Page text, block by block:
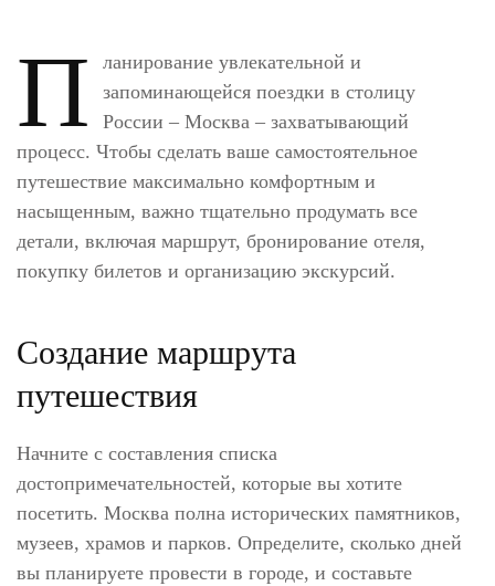
П
ланирование увлекательной и
запоминающейся поездки в столицу
России – Москва – захватывающий
процесс. Чтобы сделать ваше самостоятельное
путешествие максимально комфортным и
насыщенным, важно тщательно продумать все
детали, включая маршрут, бронирование отеля,
покупку билетов и организацию экскурсий.
Создание маршрута
путешествия
Начните с составления списка
достопримечательностей, которые вы хотите
посетить. Москва полна исторических памятников,
музеев, храмов и парков. Определите, сколько дней
вы планируете провести в городе, и составьте